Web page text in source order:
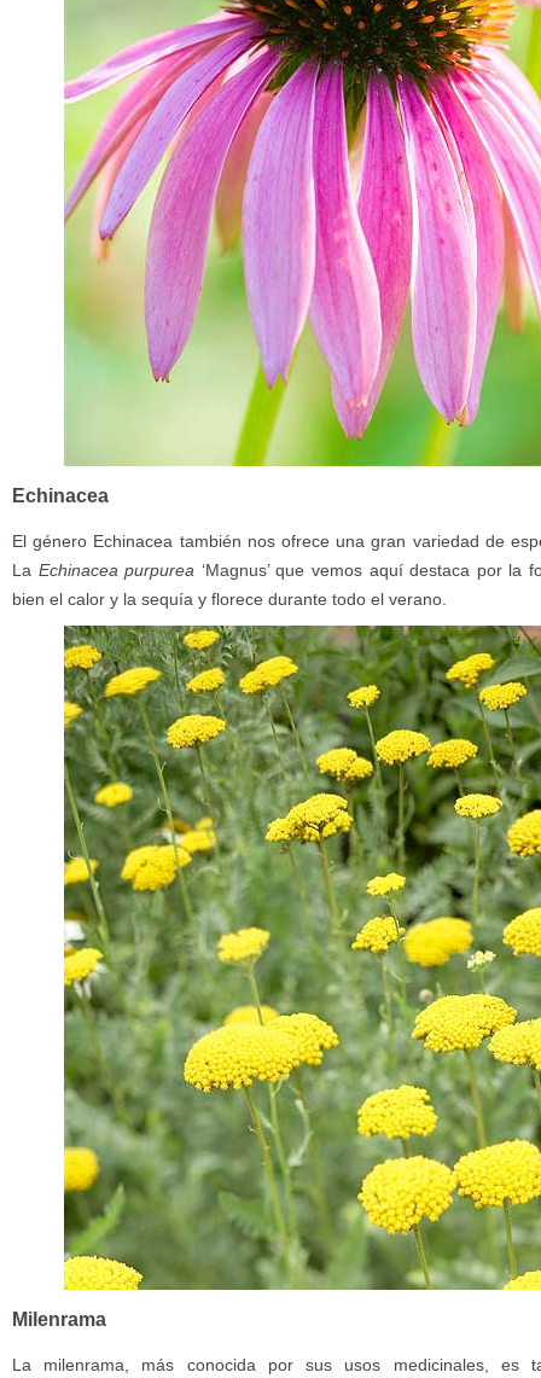
Echinacea
El género Echinacea también nos ofrece una gran variedad de
La Echinacea purpurea ‘Magnus’ que vemos aquí destaca por la
bien el calor y la sequía y florece durante todo el verano.
Milenrama
La milenrama, más conocida por sus usos medicinales, es